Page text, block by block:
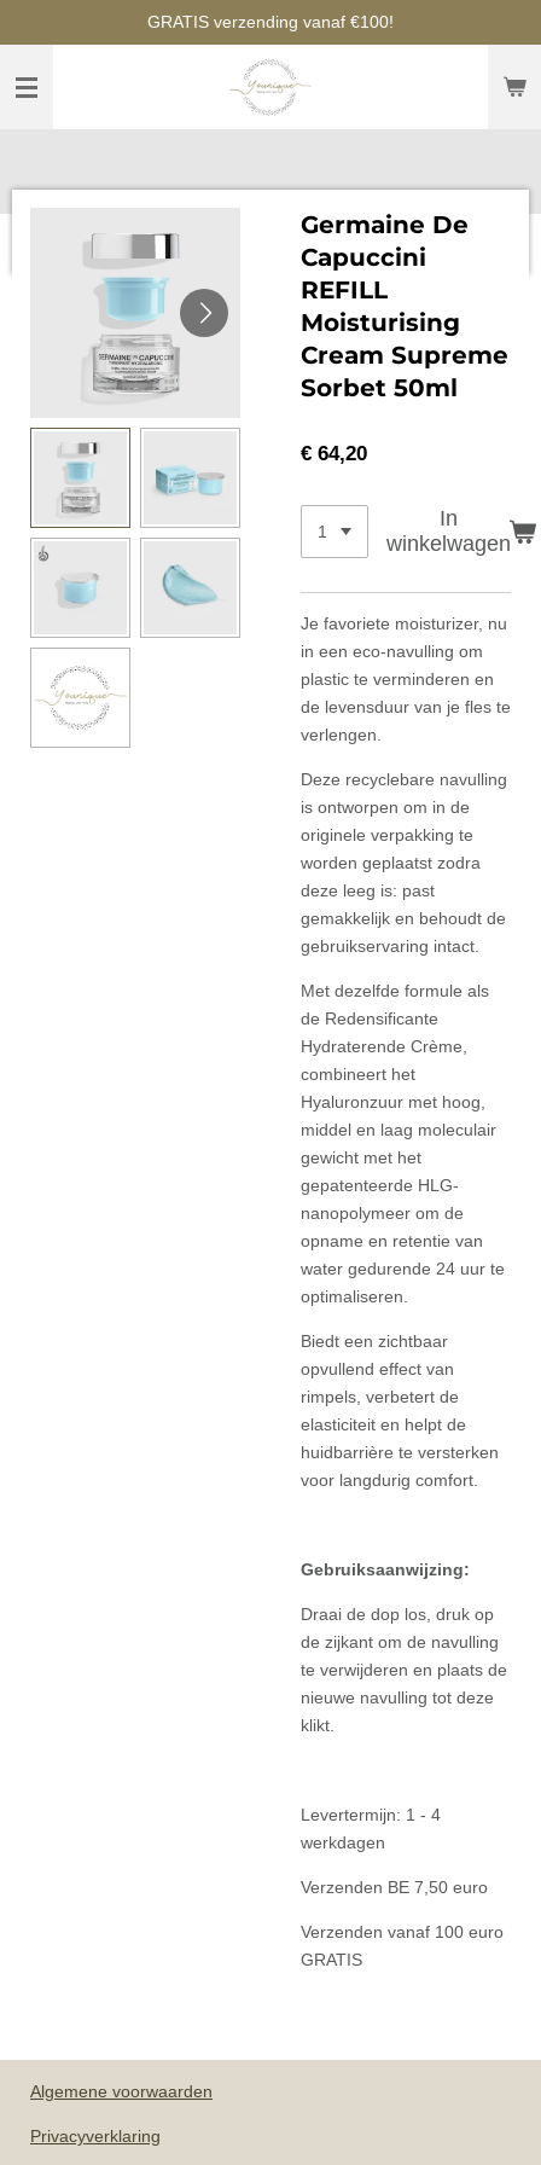
naar
hoofdinhoud
GRATIS verzending vanaf €100!
Germaine De
Capuccini
REFILL
Moisturising
Cream Supreme
Sorbet 50ml
€ 64,20
In
winkelwagen
Je favoriete moisturizer, nu
in een eco-navulling om
plastic te verminderen en
de levensduur van je fles te
verlengen.
Deze recyclebare navulling
is ontworpen om in de
originele verpakking te
worden geplaatst zodra
deze leeg is: past
gemakkelijk en behoudt de
gebruikservaring intact.
Met dezelfde formule als
de Redensificante
Hydraterende Crème,
combineert het
Hyaluronzuur met hoog,
middel en laag moleculair
gewicht met het
gepatenteerde HLG-
nanopolymeer om de
opname en retentie van
water gedurende 24 uur te
optimaliseren.
Biedt een zichtbaar
opvullend effect van
rimpels, verbetert de
elasticiteit en helpt de
huidbarrière te versterken
voor langdurig comfort.
Gebruiksaanwijzing:
Draai de dop los, druk op
de zijkant om de navulling
te verwijderen en plaats de
nieuwe navulling tot deze
klikt.
Levertermijn: 1 - 4
werkdagen
Verzenden BE 7,50 euro
Verzenden vanaf 100 euro
GRATIS
Algemene voorwaarden
Privacyverklaring